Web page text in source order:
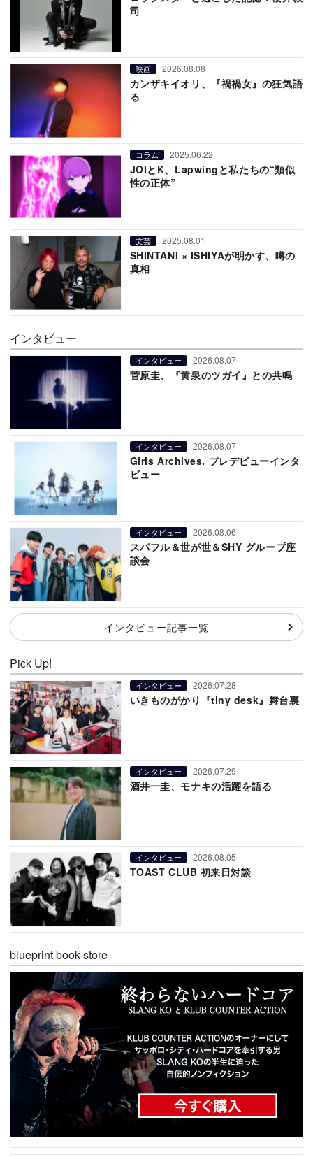
司
映画 2026.08.08
カンザキイオリ、『禍禍女』の狂気語
る
コラム 2025.06.22
JOIとK、Lapwingと私たちの“類似
性の正体”
文芸 2025.08.01
SHINTANI × ISHIYAが明かす、噂の
真相
インタビュー
インタビュー 2026.08.07
菅原圭、『黄泉のツガイ』との共鳴
インタビュー 2026.08.07
Girls Archives. プレデビューインタ
ビュー
インタビュー 2026.08.06
スパフル＆世が世＆SHY グループ座
談会
インタビュー記事一覧
Pick Up!
インタビュー 2026.07.28
いきものがかり『tiny desk』舞台裏
インタビュー 2026.07.29
酒井一圭、モナキの活躍を語る
インタビュー 2026.08.05
TOAST CLUB 初来日対談
blueprint book store